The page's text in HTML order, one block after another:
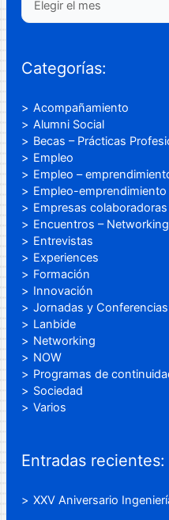
Categorías:
Acompañamiento
Alumni Social
Becas – Prácticas
Empleo
Empleo –
Empleo-emprendimiento
Empresas colaboradoras
Encuentros – Networking
Entrevistas
Experiences
Formación
Innovación
Jornadas y Conferencias
Lanbide
Networking
NOW
Programas de
Sociedad
Varios
Entradas recientes:
XXV Aniversario